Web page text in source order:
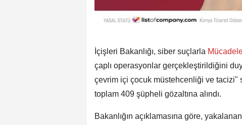
İçişleri Bakanlığı, siber suçlarla
çaplı operasyonlar gerçekleştirildiğini
çevrim içi çocuk müstehcenliği ve tacizi"
toplam 409 şüpheli gözaltına alındı.
Bakanlığın açıklamasına göre,